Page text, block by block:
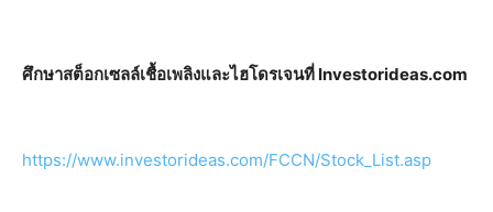
ศึกษาสต็อกเซลล์เชื้อเพลิงและไฮโดรเจนที่ Investorideas.com
https://www.investorideas.com/FCCN/Stock_List.asp